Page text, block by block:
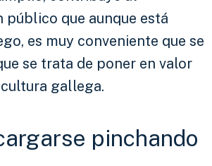
que aunque está
es muy conveniente que se
se trata de poner en valor
gallega.
pinchando